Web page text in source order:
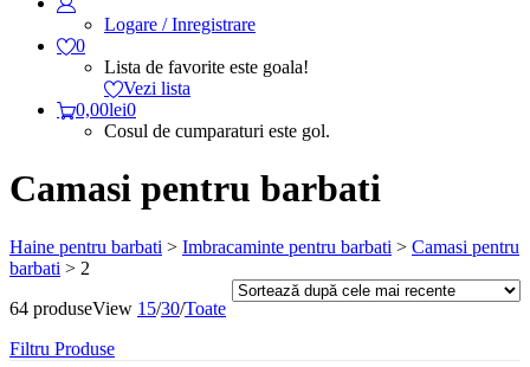
Logare / Inregistrare
0
Lista de favorite este goala!
Vezi lista
0,00lei0
Cosul de cumparaturi este gol.
Camasi pentru barbati
Haine pentru barbati > Imbracaminte pentru barbati > Camasi pentru
barbati > 2
64 produseView 15/30/Toate
Filtru Produse